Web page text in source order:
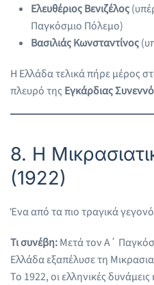
Ελευθέριος Βενιζέλος
Παγκόσμιο Πόλεμο)
Βασιλιάς Κωνσταντίνος
Η Ελλάδα τελικά πήρε μέρος
πλευρό της Εγκάρδιας
8. Η
(1922)
Ένα από τα πιο τραγικά
Τι συνέβη:Μετά τον Α΄
Ελλάδα εξαπέλυσε τη
Το 1922, οι ελληνικές